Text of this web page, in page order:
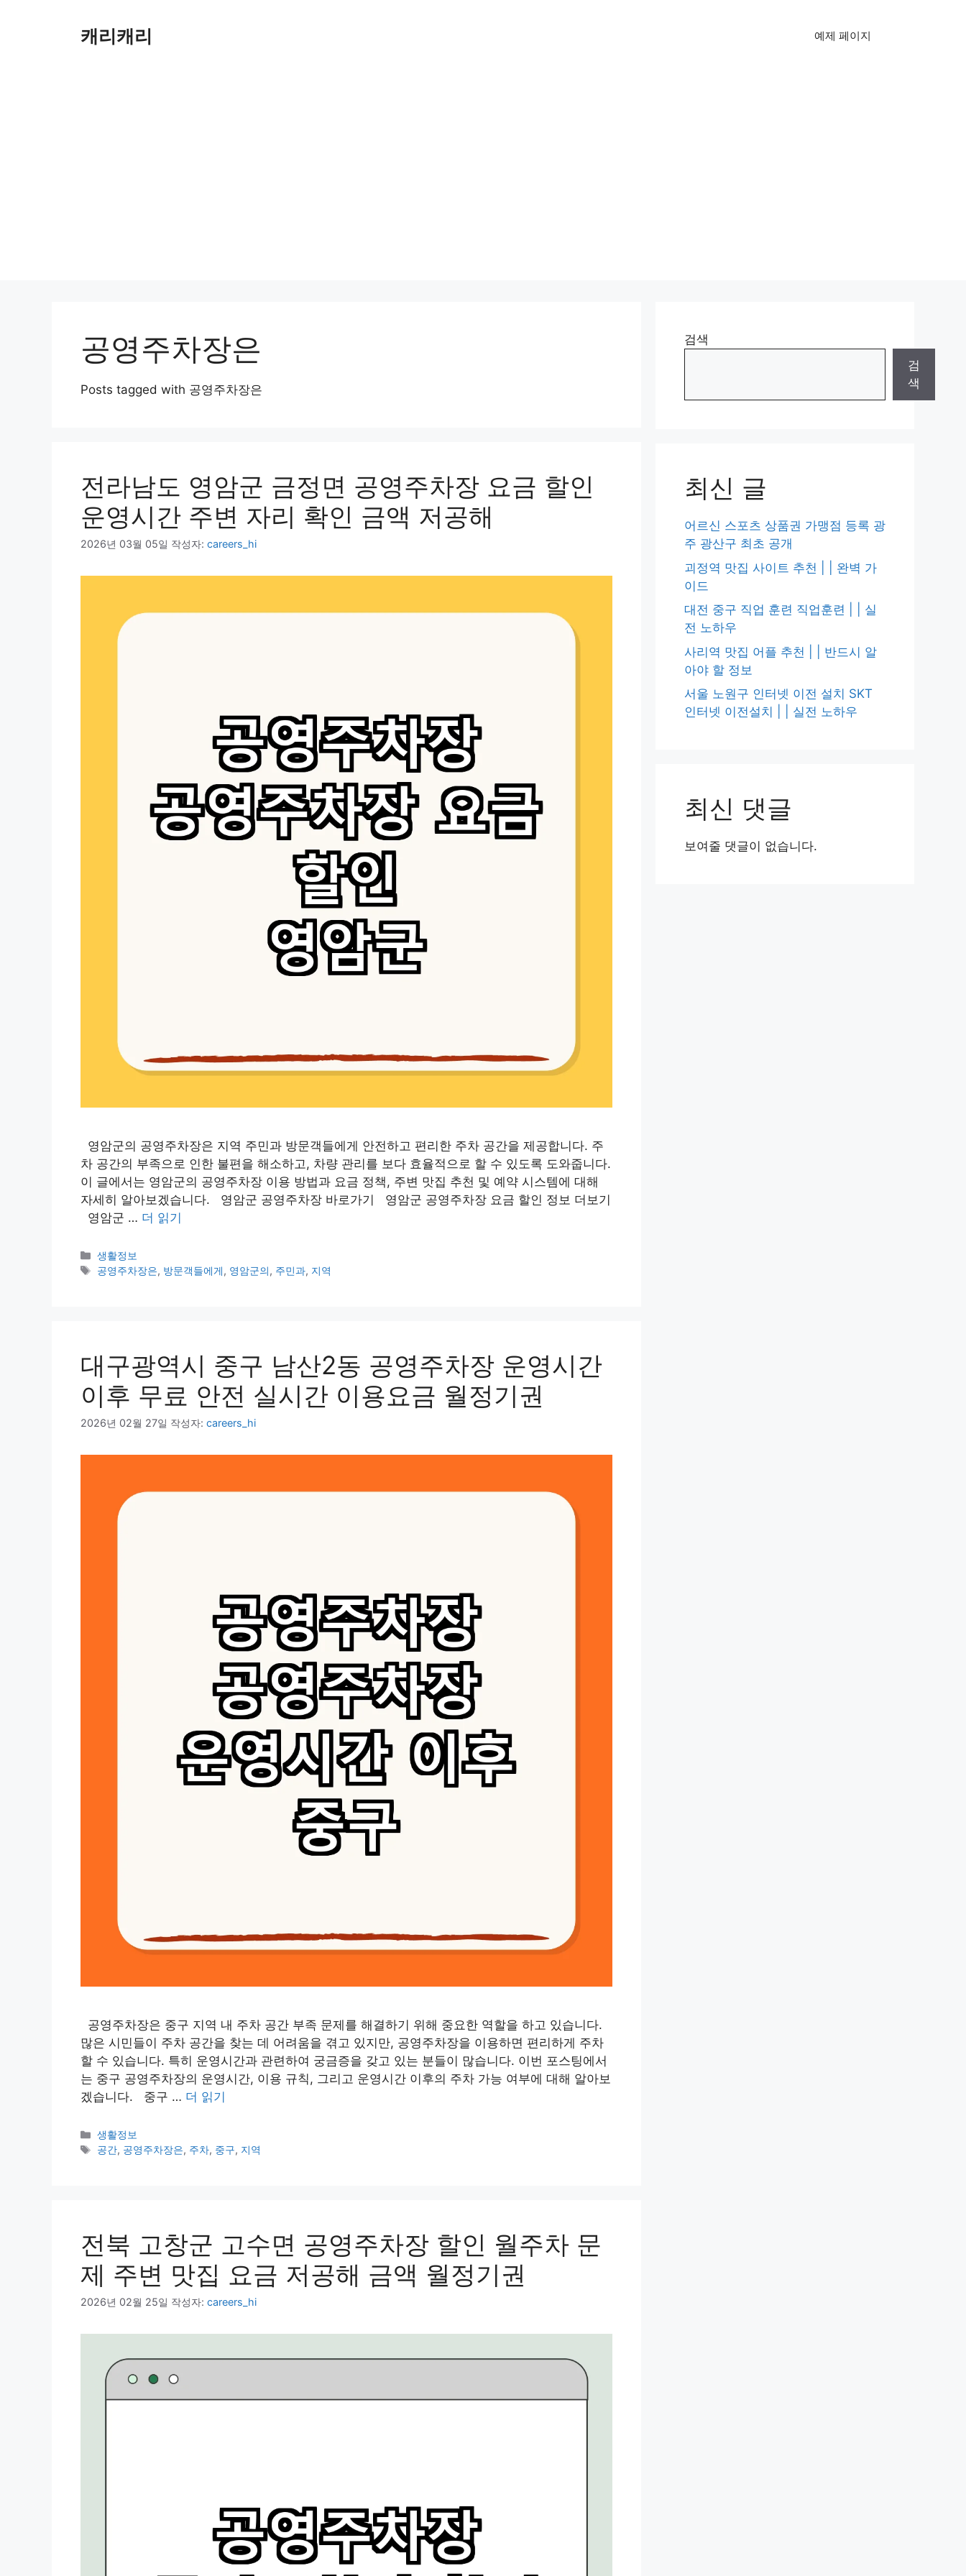
캐리캐리 예제 페이지
공영주차장은
Posts tagged with 공영주차장은
전라남도 영암군 금정면 공영주차장 요금 할인
운영시간 주변 자리 확인 금액 저공해
2026년 03월 05일 작성자: careers_hi
영암군의 공영주차장은 지역 주민과 방문객들에게 안전하고 편리한 주차 공간을 제공합니다. 주
차 공간의 부족으로 인한 불편을 해소하고, 차량 관리를 보다 효율적으로 할 수 있도록 도와줍니다.
이 글에서는 영암군의 공영주차장 이용 방법과 요금 정책, 주변 맛집 추천 및 예약 시스템에 대해
자세히 알아보겠습니다. 영암군 공영주차장 바로가기 영암군 공영주차장 요금 할인 정보 더보기
영암군 … 더 읽기
카
테
생활정보
태
공영주차장은, 방문객들에게, 영암군의, 주민과, 지역
대구광역시 중구 남산2동 공영주차장 운영시간
이후 무료 안전 실시간 이용요금 월정기권
2026년 02월 27일 작성자: careers_hi
공영주차장은 중구 지역 내 주차 공간 부족 문제를 해결하기 위해 중요한 역할을 하고 있습니다.
많은 시민들이 주차 공간을 찾는 데 어려움을 겪고 있지만, 공영주차장을 이용하면 편리하게 주차
할 수 있습니다. 특히 운영시간과 관련하여 궁금증을 갖고 있는 분들이 많습니다. 이번 포스팅에서
는 중구 공영주차장의 운영시간, 이용 규칙, 그리고 운영시간 이후의 주차 가능 여부에 대해 알아보
겠습니다. 중구 … 더 읽기
카
테
생활정보
태
공간, 공영주차장은, 주차, 중구, 지역
전북 고창군 고수면 공영주차장 할인 월주차 문
제 주변 맛집 요금 저공해 금액 월정기권
2026년 02월 25일 작성자: careers_hi
검색
검
색
최신 글
어르신 스포츠 상품권 가맹점 등록 광
주 광산구 최초 공개
괴정역 맛집 사이트 추천 | | 완벽 가
이드
대전 중구 직업 훈련 직업훈련 | | 실
전 노하우
사리역 맛집 어플 추천 | | 반드시 알
아야 할 정보
서울 노원구 인터넷 이전 설치 SKT
인터넷 이전설치 | | 실전 노하우
최신 댓글
보여줄 댓글이 없습니다.